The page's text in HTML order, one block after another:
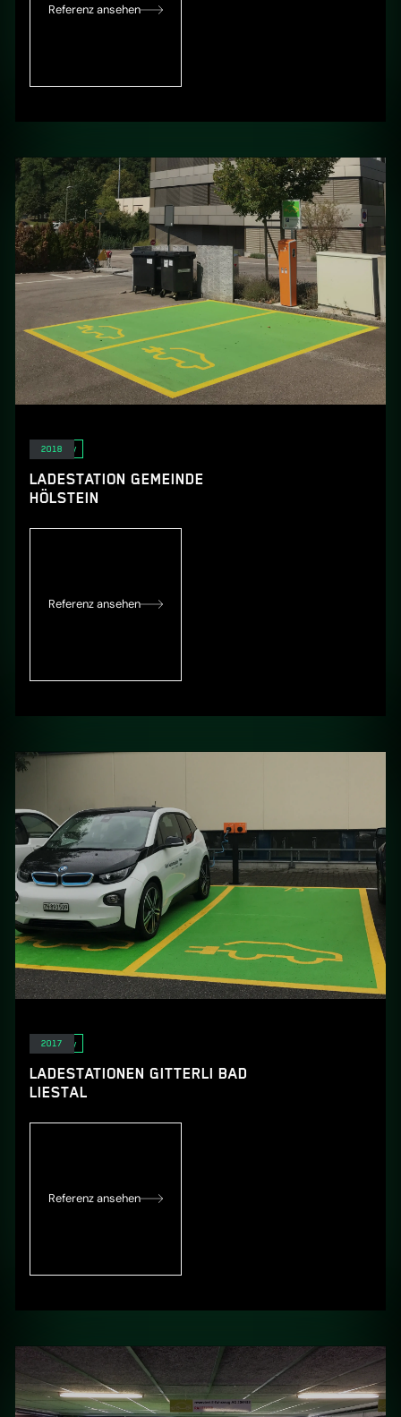
Referenz ansehen
E-Mobility
LADESTATION GEMEINDE
HÖLSTEIN
Referenz ansehen
2018
E-Mobility
LADESTATIONEN GITTERLI BAD
LIESTAL
Referenz ansehen
2017